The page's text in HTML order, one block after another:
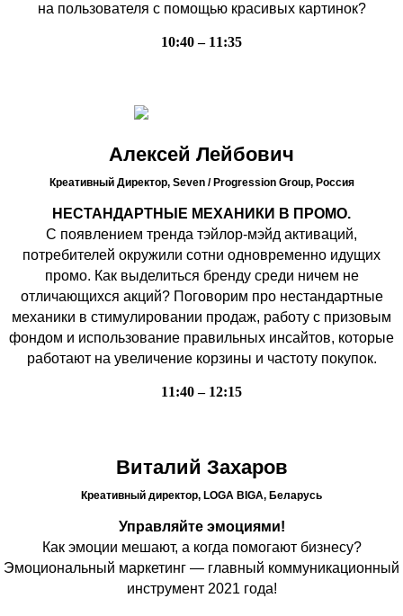
на пользователя с помощью красивых картинок?
10:40 – 11:35
Алексей Лейбович
Креативный Директор, Seven / Progression Group, Россия
НЕСТАНДАРТНЫЕ МЕХАНИКИ В ПРОМО.
С появлением тренда тэйлор-мэйд активаций,
потребителей окружили сотни одновременно идущих
промо. Как выделиться бренду среди ничем не
отличающихся акций? Поговорим про нестандартные
механики в стимулировании продаж, работу с призовым
фондом и использование правильных инсайтов, которые
работают на увеличение корзины и частоту покупок.
11:40 – 12:15
Виталий Захаров
Креативный директор, LOGA BIGA, Беларусь
Управляйте эмоциями!
Как эмоции мешают, а когда помогают бизнесу?
Эмоциональный маркетинг — главный коммуникационный
инструмент 2021 года!